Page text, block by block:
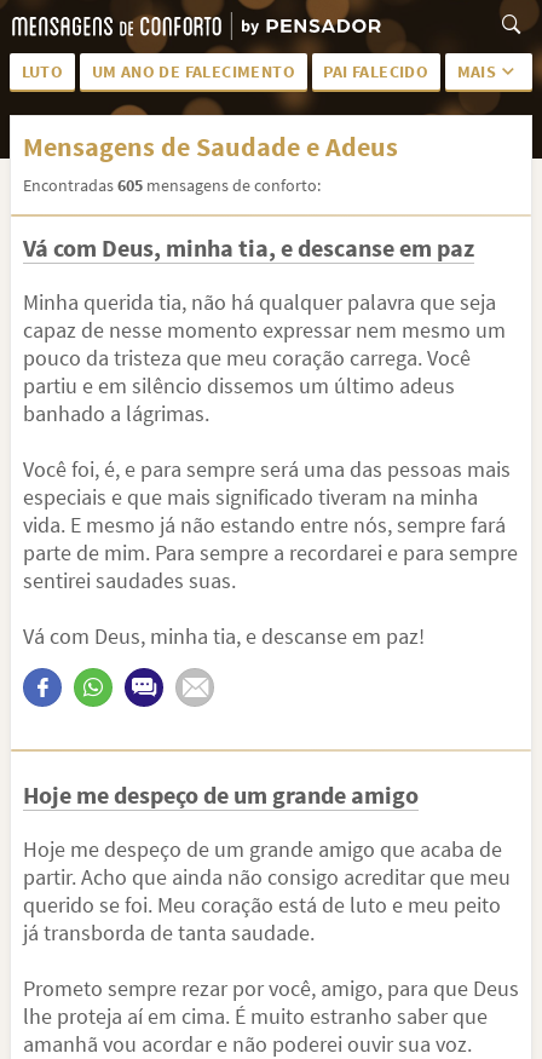
LUTO UM ANO DE FALECIMENTO PAI FALECIDO MAIS
LUTO PARA AMIGA PALAVRAS
SAUDADES DA MÃE
MEUS SENTIMENTOS PÊSAMES PARA AMIGO
FRASES DE LUTO PARA AMIGO FIM DE NAMORO
TODAS AS CATEGORIAS
Mensagens de Saudade e Adeus
Encontradas605 mensagens de conforto:
Vá com Deus, minha tia, e descanse em paz
Minha querida tia, não há qualquer palavra que seja
capaz de nesse momento expressar nem mesmo um
pouco da tristeza que meu coração carrega. Você
partiu e em silêncio dissemos um último adeus
banhado a lágrimas.
Você foi, é, e para sempre será uma das pessoas mais
especiais e que mais significado tiveram na minha
vida. E mesmo já não estando entre nós, sempre fará
parte de mim. Para sempre a recordarei e para sempre
sentirei saudades suas.
Vá com Deus, minha tia, e descanse em paz!
Hoje me despeço de um grande amigo
Hoje me despeço de um grande amigo que acaba de
partir. Acho que ainda não consigo acreditar que meu
querido se foi. Meu coração está de luto e meu peito
já transborda de tanta saudade.
Prometo sempre rezar por você, amigo, para que Deus
lhe proteja aí em cima. É muito estranho saber que
amanhã vou acordar e não poderei ouvir sua voz.